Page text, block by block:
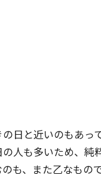
日と近いのもあっ
人も多いため、純
も、また乙なもの